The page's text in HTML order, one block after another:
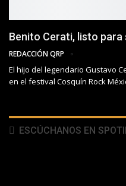
Benito Cerati, listo para
REDACCIÓN QRP
El hijo del legendario Gustavo
en el festival Cosquín Rock
ESCÚCHANOS EN